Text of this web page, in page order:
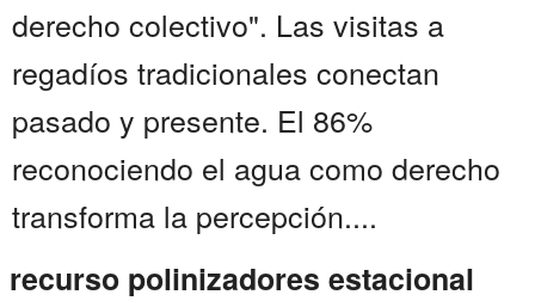
derecho colectivo". Las visitas a
regadíos tradicionales conectan
pasado y presente. El 86%
reconociendo el agua como derecho
transforma la percepción....
recurso polinizadores estacional